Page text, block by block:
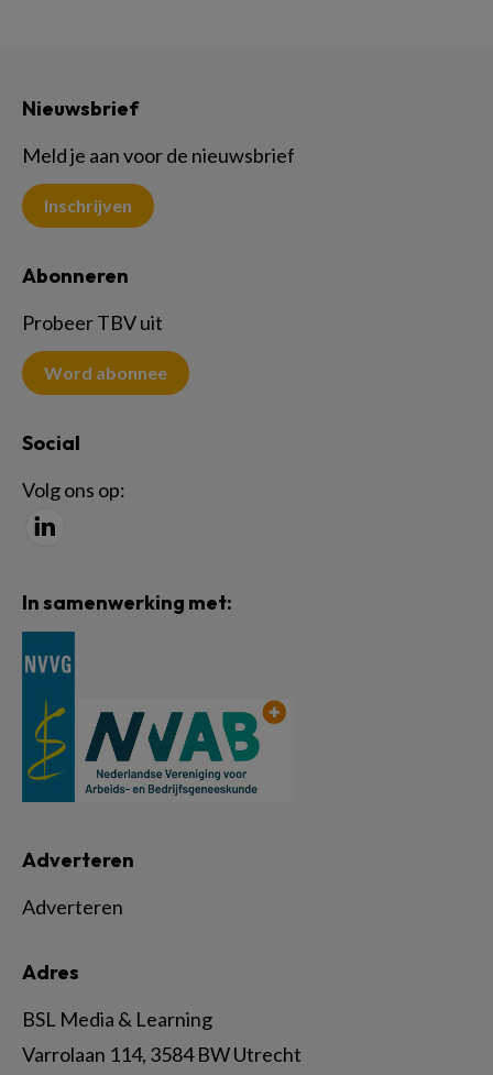
Nieuwsbrief
Meld je aan voor de nieuwsbrief
Inschrijven
Abonneren
Probeer TBV uit
Word abonnee
Social
Volg ons op:
Adres
BSL Media & Learning
Varrolaan 114, 3584 BW Utrecht
Adverteren
Adverteren
In samenwerking met: